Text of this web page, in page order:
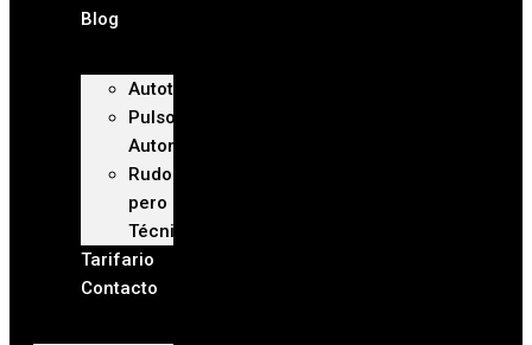
Blog
Autoteca
Pulso
Automotriz
Rudo
pero
Técnico
Tarifario
Contacto